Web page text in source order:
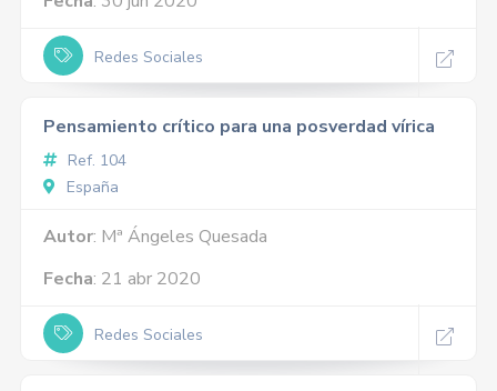
Redes Sociales
Pensamiento crítico para una posverdad vírica
Ref. 104
España
Autor: Mª Ángeles Quesada
Fecha: 21 abr 2020
Redes Sociales